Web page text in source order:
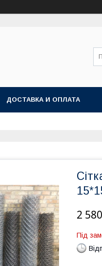
ДОСТАВКА И ОПЛАТА
2
Під